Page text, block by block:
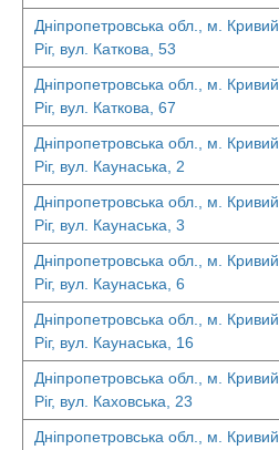
Дніпропетровська обл., м. Кривий
Ріг, вул. Каткова, 53
Дніпропетровська обл., м. Кривий
Ріг, вул. Каткова, 67
Дніпропетровська обл., м. Кривий
Ріг, вул. Каунаська, 2
Дніпропетровська обл., м. Кривий
Ріг, вул. Каунаська, 3
Дніпропетровська обл., м. Кривий
Ріг, вул. Каунаська, 6
Дніпропетровська обл., м. Кривий
Ріг, вул. Каунаська, 16
Дніпропетровська обл., м. Кривий
Ріг, вул. Каховська, 23
Дніпропетровська обл., м. Кривий